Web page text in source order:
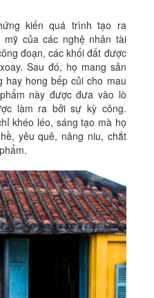
kiến quá trình tạo ra
của các nghệ nhân tài
đoạn, các khối đất được
Sau đó, họ mang sản
hay hong bếp củi cho mau
này được đưa vào lò
làm ra bởi sự kỳ công.
khéo léo, sáng tạo mà họ
yêu quê, nâng niu, chắt